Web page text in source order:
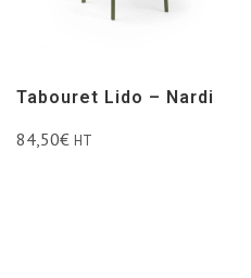
Tabouret Lido – Nardi
84,50€ HT